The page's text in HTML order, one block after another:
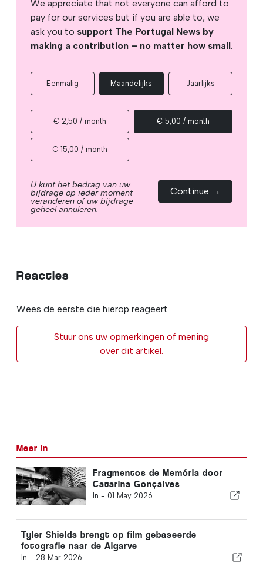
We appreciate that not everyone can afford to
pay for our services but if you are able to, we
ask you to support The Portugal News by
making a contribution – no matter how small.
Eenmalig Maandelijks Jaarlijks
€ 2,50 / month € 5,00 / month
€ 15,00 / month
U kunt het bedrag van uw
bijdrage op ieder moment
veranderen of uw bijdrage
geheel annuleren.
Continue →
Reacties
Wees de eerste die hierop reageert
Stuur ons uw opmerkingen of mening
over dit artikel.
Meer in
Fragmentos de Memória door
Catarina Gonçalves
In - 01 May 2026
Tyler Shields brengt op film gebaseerde
fotografie naar de Algarve
In - 28 Mar 2026